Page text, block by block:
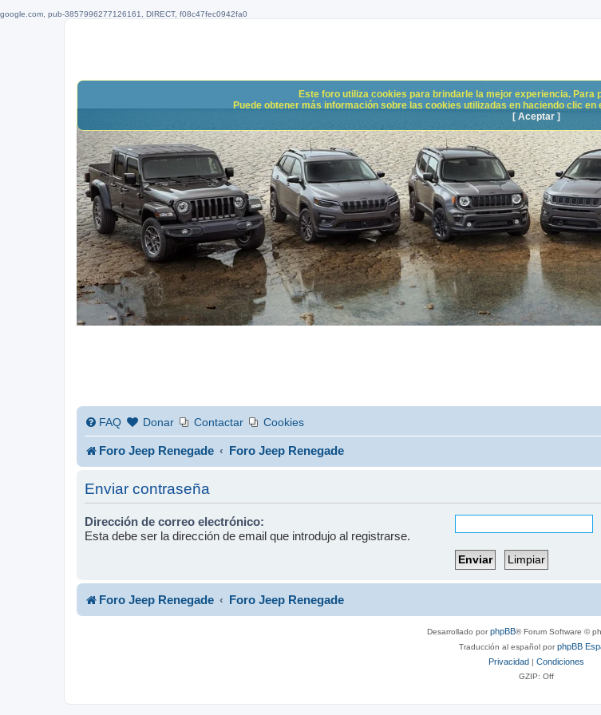
google.com, pub-3857996277126161, DIRECT, f08c47fec0942fa0
FAQ Donar Contactar Cookies
Foro Jeep Renegade Foro Jeep Renegade
Enviar contraseña
Dirección de correo electrónico:
Esta debe ser la dirección de email que introdujo al registrarse.
Este foro utiliza cookies para brindarle la mejor experiencia. Para
Puede obtener más información sobre las cookies utilizadas en haciendo clic
[ Aceptar ]
Foro Jeep Renegade Foro Jeep Renegade
Desarrollado porphpBB® Forum Software ©
Traducción al español porphpBB
Privacidad | Condiciones
GZIP: Off